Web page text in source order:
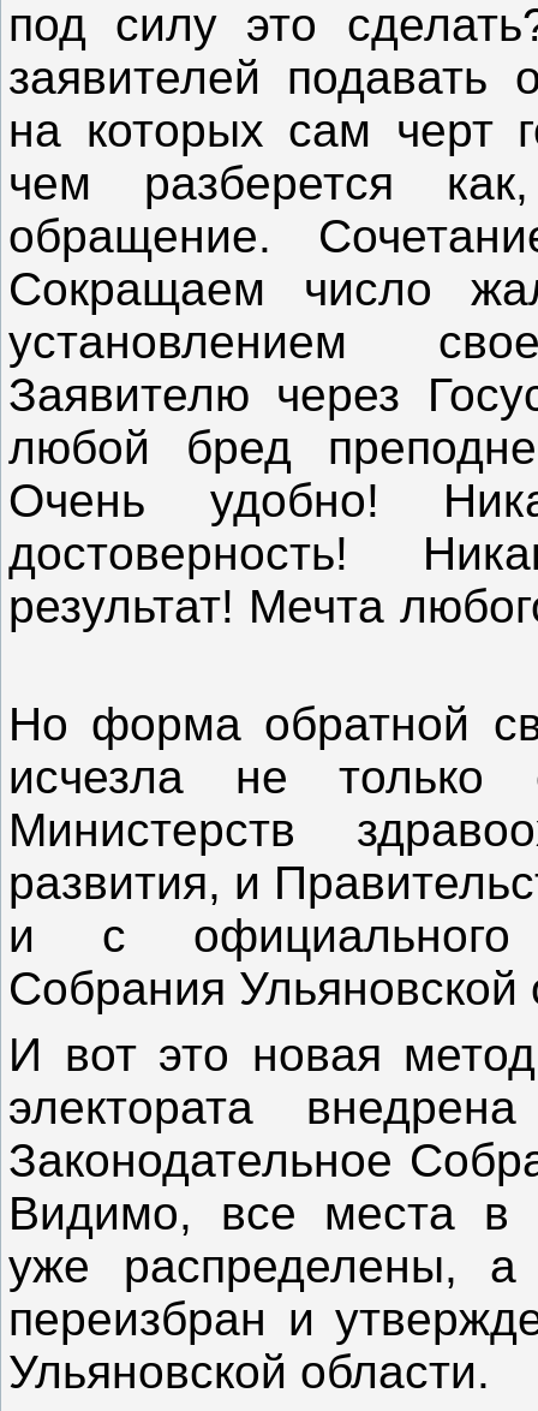
под силу это
заявителей подавать
на которых сам черт
чем разберется
обращение.
Сокращаем число
установлением
Заявителю через
любой бред
Очень удобно!
достоверность!
результат! Мечта
Но форма обратной
исчезла не
Министерств
развития, и
и с официального
Собрания
И вот это новая
электората
Законодательное
Видимо, все места в
уже распределены,
переизбран и
Ульяновской